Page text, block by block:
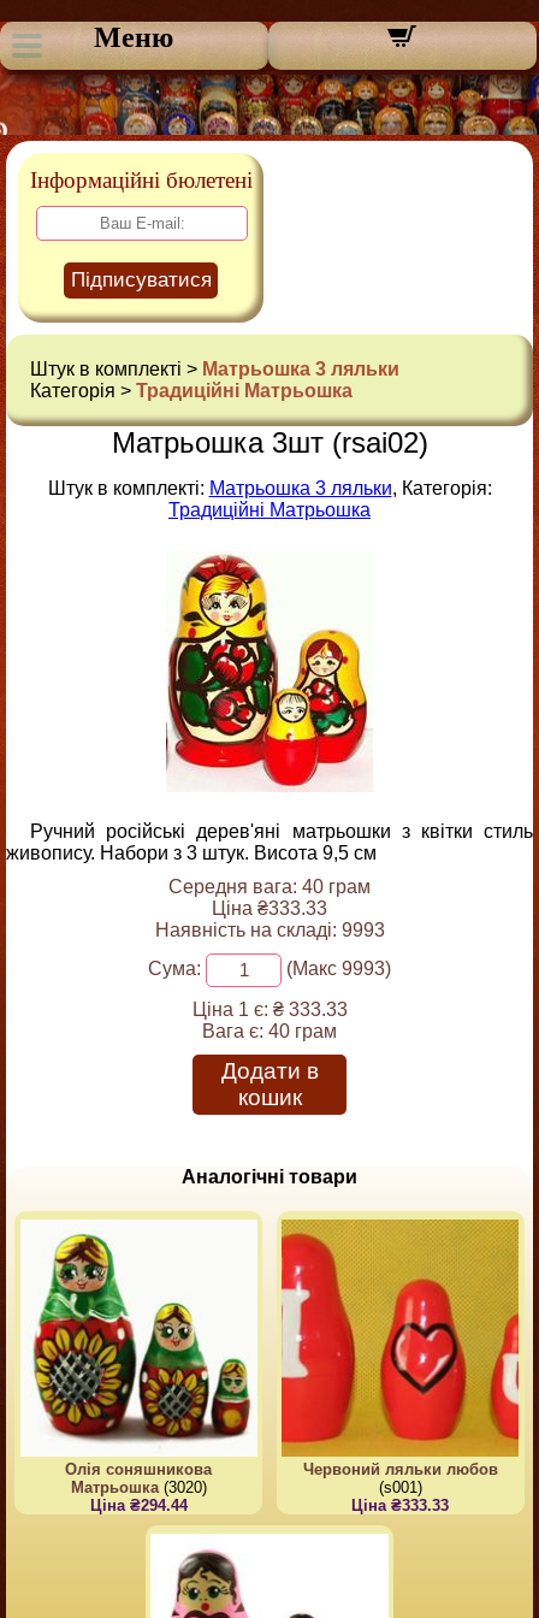
Меню
Інформаційні бюлетені
Підписуватися
Штук в комплекті > Матрьошка 3 ляльки
Категорія > Традиційні Матрьошка
Матрьошка 3шт (rsai02)
Штук в комплекті: Матрьошка 3 ляльки, Категорія:
Традиційні Матрьошка
Ручний російські дерев'яні матрьошки з квітки стиль
живопису. Набори з 3 штук. Висота 9,5 см
Середня вага: 40 грам
Ціна ₴333.33
Наявність на складі: 9993
Сума:
(Макс 9993)
Ціна 1 є: ₴ 333.33
Вага є: 40 грам
Додати в
кошик
Аналогічні товари
Олія соняшникова
Матрьошка(3020)
Ціна ₴294.44
Червоний ляльки любов
(s001)
Ціна ₴333.33